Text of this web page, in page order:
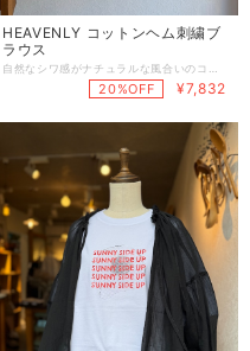
HEAVENLY コットンヘム刺繍ブ
ラウス
20%OFF ¥7,832